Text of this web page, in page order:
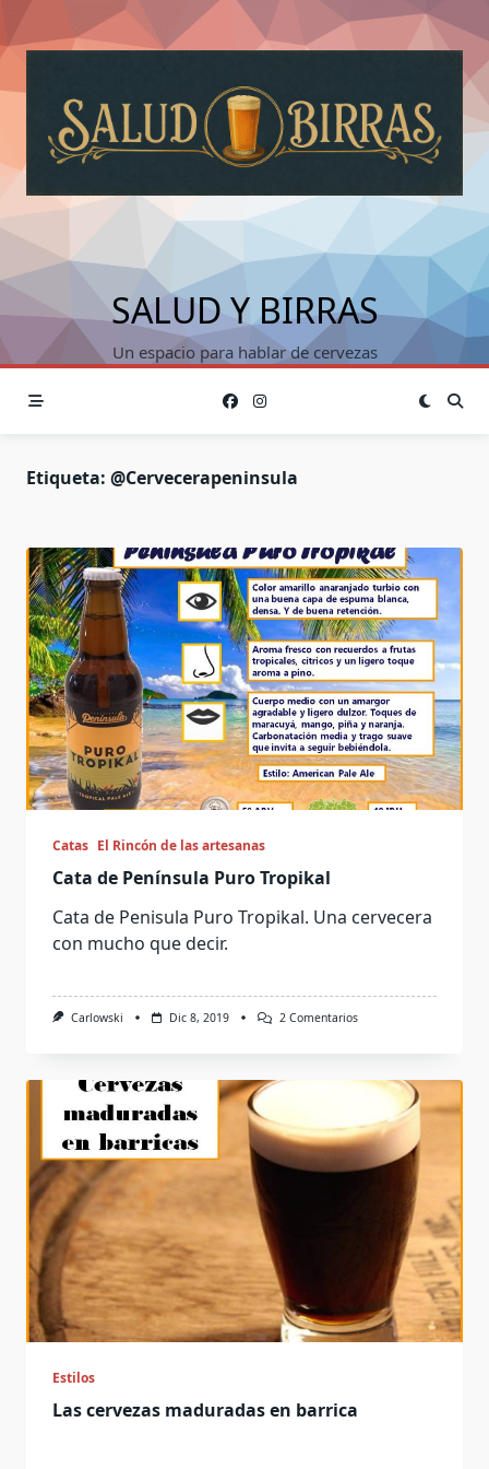
contenido
SALUD Y BIRRAS
Un espacio para hablar de cervezas
Etiqueta: @cervecerapeninsula
Catas El Rincón de las artesanas
Cata de Península Puro Tropikal
Cata de Penisula Puro Tropikal. Una cervecera
con mucho que decir.
Carlowski Dic 8, 2019 2 ComentariosEn
Puro
Tropikal
Estilos
Las cervezas maduradas en barrica